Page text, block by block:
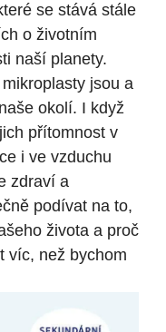
se stává stále
o životním
naší planety.
jsou a
okolí. I když
přítomnost v
i ve vzduchu
zdraví a
podívat na to,
života a proč
víc, než bychom